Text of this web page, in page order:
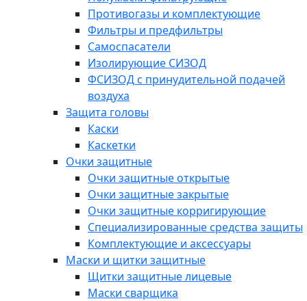
Противогазы и комплектующие
Фильтры и предфильтры
Самоспасатели
Изолирующие СИЗОД
ФСИЗОД с принудительной подачей
воздуха
Защита головы
Каски
Каскетки
Очки защитные
Очки защитные открытые
Очки защитные закрытые
Очки защитные корригирующие
Специализированные средства защиты
Комплектующие и аксессуары
Маски и щитки защитные
Щитки защитные лицевые
Маски сварщика